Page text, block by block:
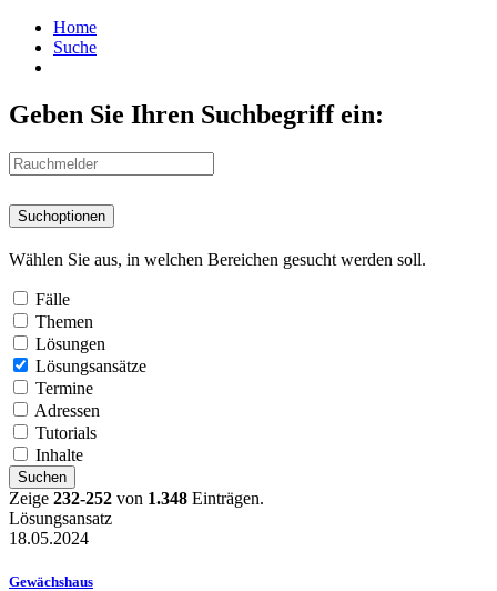
Home
Suche
Geben Sie Ihren Suchbegriff ein:
Suchoptionen
Wählen Sie aus, in welchen Bereichen gesucht werden soll.
Fälle
Themen
Lösungen
Lösungsansätze
Termine
Adressen
Tutorials
Inhalte
Suchen
Zeige 232-252 von 1.348 Einträgen.
Lösungsansatz
18.05.2024
Gewächshaus